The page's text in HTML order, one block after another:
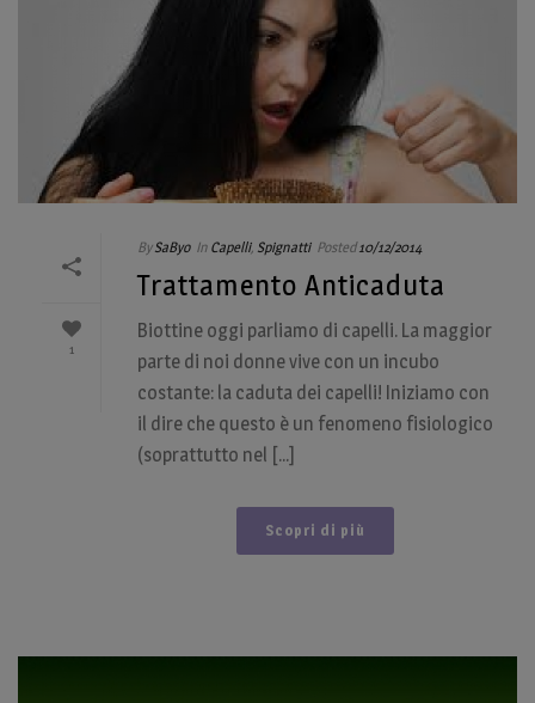
1
By SaByo In Capelli, Spignatti Posted 10/12/2014
Trattamento Anticaduta
Biottine oggi parliamo di capelli. La maggior
parte di noi donne vive con un incubo
costante: la caduta dei capelli! Iniziamo con
il dire che questo è un fenomeno fisiologico
(soprattutto nel [...]
Scopri di più